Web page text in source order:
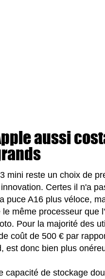
aussi
mini reste un choix de
Certes il n'a
puce A16 plus véloce,
même processeur que
Pour la majorité des
coût de 500 € par
est donc bien plus
capacité de stockage